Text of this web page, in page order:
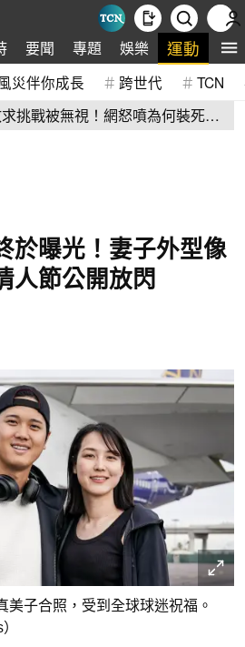
要聞 專題 娛樂 運動 全
災伴你成長 跨世代 TCN
挑戰被無視！網怒噴為何裝死？
於曝光！妻子外型像
節公開放閃
子合照，受到全球球迷祝福。